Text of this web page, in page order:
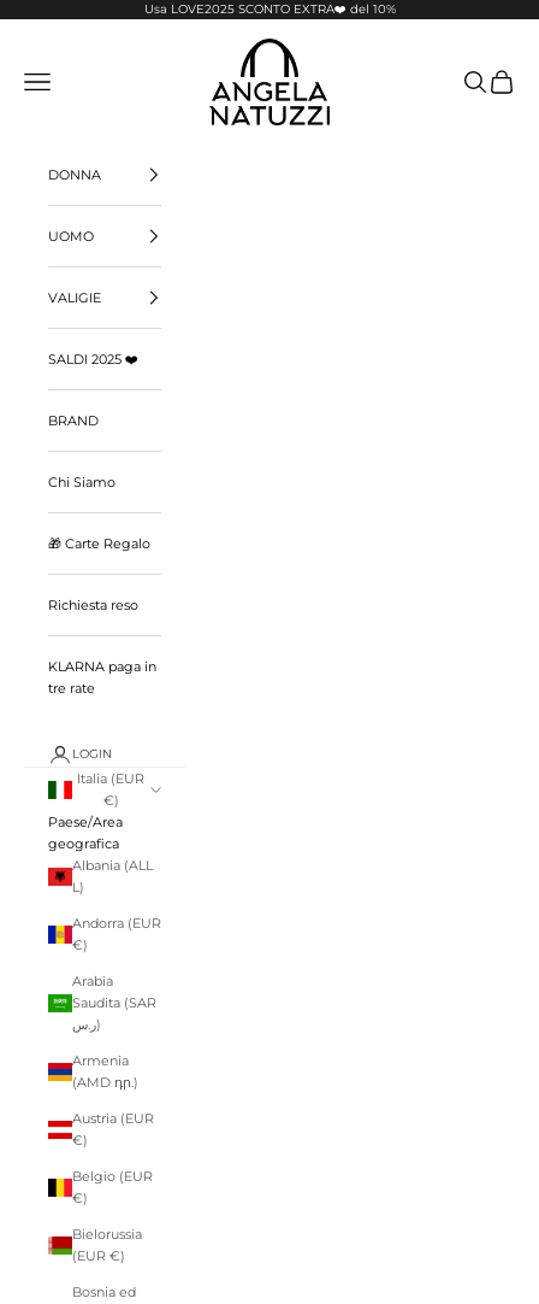
Usa LOVE2025 SCONTO EXTRA❤️ del 10%
Pelletterie Angela Natuzzi
Menù
CercaCarrello
DONNA
UOMO
VALIGIE
SALDI 2025 ❤️
BRAND
Chi Siamo
🎁 Carte Regalo
Richiesta reso
KLARNA paga in
tre rate
LOGIN
Italia (EUR
€)
Paese/Area
geografica
Albania (ALL
L)
Andorra (EUR
€)
Arabia
Saudita (SAR
ر.س)
Armenia
(AMD դր.)
Austria (EUR
€)
Belgio (EUR
€)
Bielorussia
(EUR €)
Bosnia ed